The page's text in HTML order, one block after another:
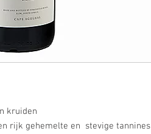
kruiden
rijk gehemelte en stevige tannines